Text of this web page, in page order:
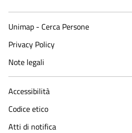
Unimap - Cerca Persone
Privacy Policy
Note legali
Accessibilità
Codice etico
Atti di notifica